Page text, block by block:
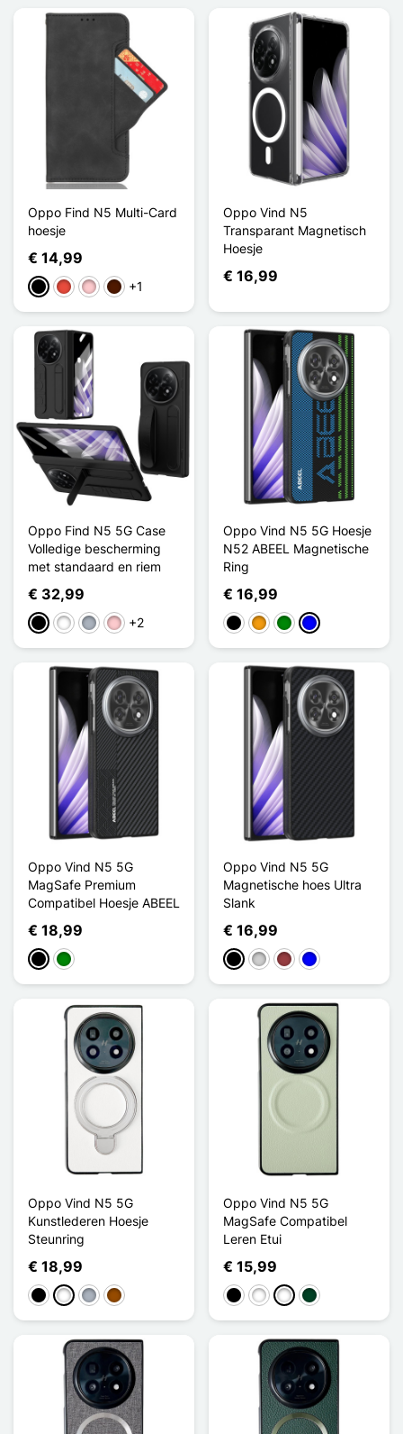
Oppo Find N5 Multi-Card
hoesje
€ 14,99
ZwartRoodRozeDonkerbruin
+1
Oppo Vind N5
Transparant Magnetisch
Hoesje
€ 16,99
Oppo Find N5 5G Case
Volledige bescherming
met standaard en riem
€ 32,99
ZwartWit GrijsRoze+2
Oppo Vind N5 5G Hoesje
N52 ABEEL Magnetische
Ring
€ 16,99
ZwartOranjeGroenBlauw
Oppo Vind N5 5G
MagSafe Premium
Compatibel Hoesje ABEEL
€ 18,99
ZwartGroen
Oppo Vind N5 5G
Magnetische hoes Ultra
Slank
€ 16,99
ZwartZilverDonkerrood
Blauw
Oppo Vind N5 5G
Kunstlederen Hoesje
Steunring
€ 18,99
ZwartWit GrijsBruin
Oppo Vind N5 5G
MagSafe Compatibel
Leren Etui
€ 15,99
ZwartWit Vert ClairVert Noirâtre